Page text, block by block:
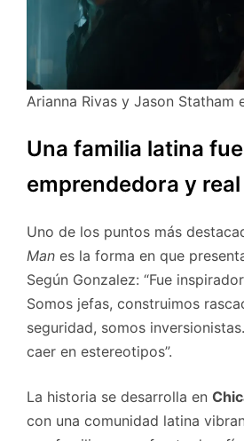
Arianna Rivas y Jason Statham
Una familia latina
emprendedora y real
Uno de los puntos más
Man es la forma en que
Según Gonzalez: “Fue
Somos jefas, construimos
seguridad, somos
caer en estereotipos”.
La historia se desarrolla en
con una comunidad latina